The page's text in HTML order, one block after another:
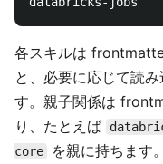
各スキルは
と、必要に応じて読み
す。親子関係は
り、たとえば
core
を親に持ちます